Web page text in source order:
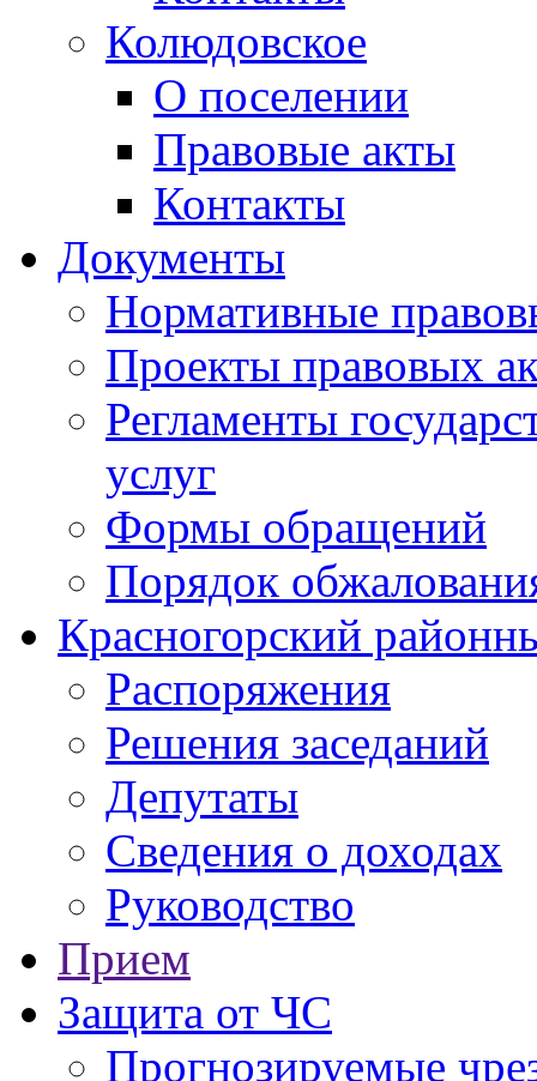
Колюдовское
О поселении
Правовые акты
Контакты
Документы
Нормативные
Проекты правовых
Регламенты
услуг
Формы обращений
Порядок
Красногорский
Распоряжения
Решения заседаний
Депутаты
Сведения о доходах
Руководство
Прием
Защита от ЧС
Прогнозируемые